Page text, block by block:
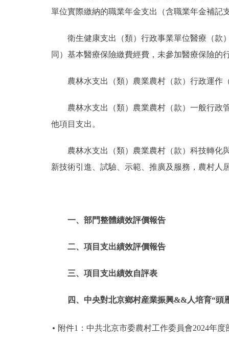
單位實際繳納的職業年金支出（含職業年金補記
衛生健康支出（類）行政事業單位醫療（款
同）基本醫療保險繳費經費，未參加醫療保險
農林水支出（類）農業農村（款）行政運作
農林水支出（類）農業農村（款）一般行政
他項目支出。
農林水支出（類）農業農村（款）科技轉化
新技術引進、試驗、示範、推廣及服務，農村人
一、部門整體績效評價報告
二、項目支出績效評價報告
三、項目支出績效自評表
四、中央對北京鄉村産業振興&&人培育“頭
附件1：中共北京市委農村工作委員會2024年度